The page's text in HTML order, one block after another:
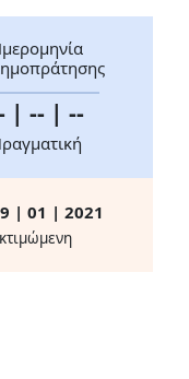
| -- | --
| 01 | 2021